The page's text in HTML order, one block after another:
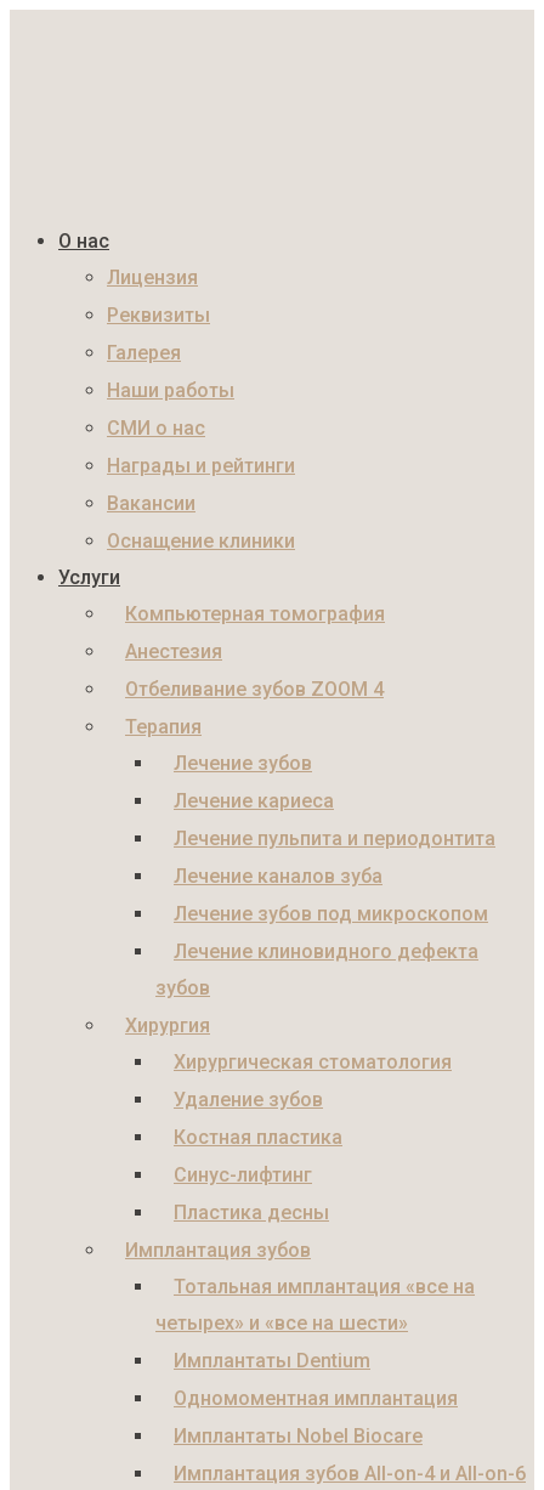
О нас
Лицензия
Реквизиты
Галерея
Наши работы
СМИ о нас
Награды и рейтинги
Вакансии
Оснащение клиники
Услуги
Компьютерная томография
Анестезия
Отбеливание зубов ZOOM 4
Терапия
Лечение зубов
Лечение кариеса
Лечение пульпита и периодонтита
Лечение каналов зуба
Лечение зубов под микроскопом
Лечение клиновидного дефекта
зубов
Хирургия
Хирургическая стоматология
Удаление зубов
Костная пластика
Синус-лифтинг
Пластика десны
Имплантация зубов
Тотальная имплантация «все на
четырех» и «все на шести»
Имплантаты Dentium
Одномоментная имплантация
Имплантаты Nobel Biocare
Имплантация зубов All-on-4 и All-on-6